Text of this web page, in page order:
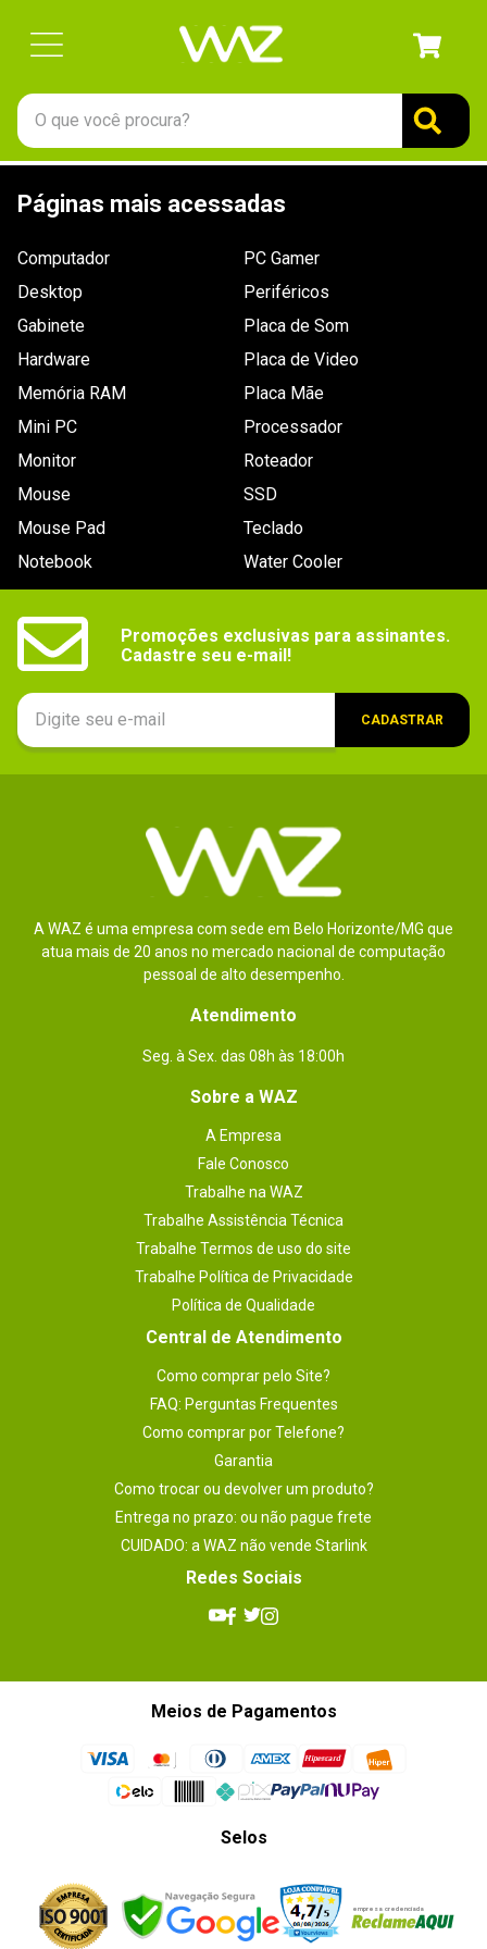
O que você procura?
Páginas mais acessadas
Computador
Desktop
Gabinete
Hardware
Memória RAM
Mini PC
Monitor
Mouse
Mouse Pad
Notebook
PC Gamer
Periféricos
Placa de Som
Placa de Video
Placa Mãe
Processador
Roteador
SSD
Teclado
Water Cooler
Promoções exclusivas para assinantes.
Cadastre seu e-mail!
CADASTRAR
A WAZ é uma empresa com sede em Belo Horizonte/MG que
atua mais de 20 anos no mercado nacional de computação
pessoal de alto desempenho.
Atendimento
Seg. à Sex. das 08h às 18:00h
Sobre a WAZ
A Empresa
Fale Conosco
Trabalhe na WAZ
Trabalhe Assistência Técnica
Trabalhe Termos de uso do site
Trabalhe Política de Privacidade
Política de Qualidade
Central de Atendimento
Como comprar pelo Site?
FAQ: Perguntas Frequentes
Como comprar por Telefone?
Garantia
Como trocar ou devolver um produto?
Entrega no prazo: ou não pague frete
CUIDADO: a WAZ não vende Starlink
Redes Sociais
Meios de Pagamentos
Selos
1º
gabinete
teclado
ssd
openbox
mouse
jonsbo
fractal